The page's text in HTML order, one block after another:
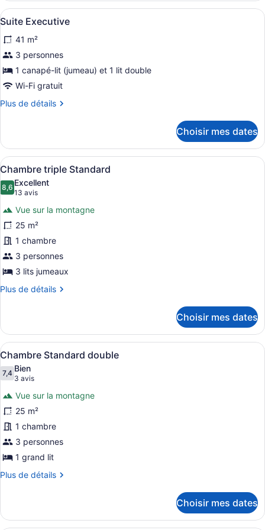
Chambre
Afficher
toutes
les
photos
pour
ce
de
Executive
Literie hypoallergénique, lit avec
4
Suite Executive
41 m²
3 personnes
1 canapé-lit (jumeau) et 1 lit double
Wi-Fi gratuit
Plus de détails
Plus
Suite
Executive
Choisir mes dates
Afficher
toutes
les
photos
pour
ce
type
de
chambre :
Chambre
Une chambre d’hôtel avec deux
4
Chambre triple Standard
8,68,6 sur 10
Excellent
13 avis
(13 avis)
Vue sur la montagne
25 m²
1 chambre
3 personnes
3 lits jumeaux
Plus de détails
Plus
Chambre
triple
Standard
Choisir mes dates
Afficher
toutes
les
photos
pour
ce
type
de
chambre :
Chambre
Une chambre d’hôtel avec un lit,
4
Chambre Standard double
7,47,4 sur 10
Bien
3 avis
(3 avis)
Vue sur la montagne
25 m²
1 chambre
3 personnes
1 grand lit
Plus de détails
Plus
Chambre
Standard
Choisir mes dates